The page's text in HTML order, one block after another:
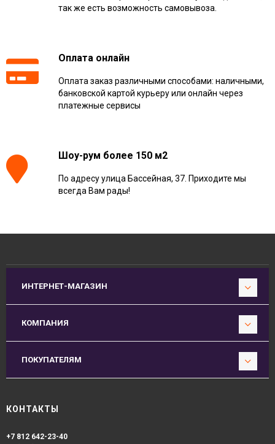
так же есть возможность самовывоза.
Оплата онлайн
Оплата заказ различными способами: наличными,
банковской картой курьеру или онлайн через
платежные сервисы
Шоу-рум более 150 м2
По адресу улица Бассейная, 37. Приходите мы
всегда Вам рады!
ИНТЕРНЕТ-МАГАЗИН
КОМПАНИЯ
ПОКУПАТЕЛЯМ
КОНТАКТЫ
+7 812 642-23-40